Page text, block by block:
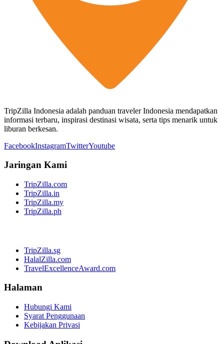
TripZilla Indonesia adalah panduan traveler Indonesia mendapatkan
informasi terbaru, inspirasi destinasi wisata, serta tips menarik untuk
liburan berkesan.
FacebookInstagramTwitterYoutube
Jaringan Kami
TripZilla.com
TripZilla.in
TripZilla.my
TripZilla.ph
TripZilla.sg
HalalZilla.com
TravelExcellenceAward.com
Halaman
Hubungi Kami
Syarat Penggunaan
Kebijakan Privasi